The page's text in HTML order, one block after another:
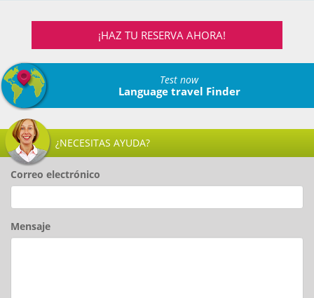
¡HAZ TU RESERVA AHORA!
Test now
Language travel Finder
¿NECESITAS AYUDA?
Correo electrónico
Mensaje